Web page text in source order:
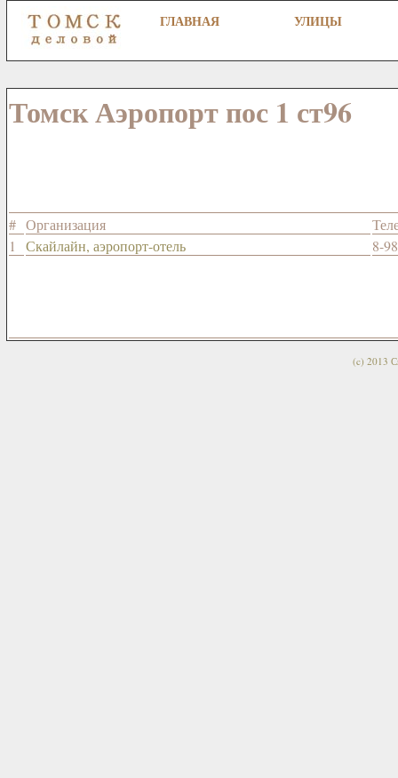
ГЛАВНАЯ УЛИЦЫ
Томск Аэропорт пос 1 ст96
# Организация
1
Скайлайн, аэропорт-отель 8-
(c) 2013